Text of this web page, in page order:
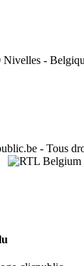
Nivelles -
- Tous